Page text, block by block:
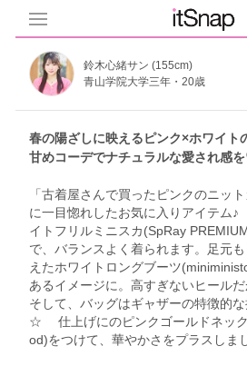
鈴木心緒サン (155cm)
青山学院大学三年・20歳
春の陽ざしに映えるピンク×ホワイト
甘めコーデでナチュラルな愛され感
「古着屋さんで買ったピンクのニッ
に一目惚れしたお気に入りアイテム
イトフリルミニスカ(SpRay
で、バランスよく着られます。足元
えたホワイトロングブーツ
あるイメージに。高すぎないヒール
そして、バッグはギャザーの特徴的
☆ 仕上げにのピンクゴールドネッ
od)をつけて、華やかさをプラスしま